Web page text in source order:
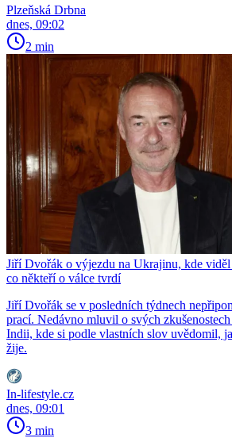
Plzeňská Drbna
dnes, 09:02
2 min
Jiří Dvořák o výjezdu na Ukrajinu, kde viděl
co někteří o válce tvrdí
Jiří Dvořák se v posledních týdnech
prací. Nedávno mluvil o svých
Indii, kde si podle vlastních slov uvědomil,
žije.
In-lifestyle.cz
dnes, 09:01
3 min